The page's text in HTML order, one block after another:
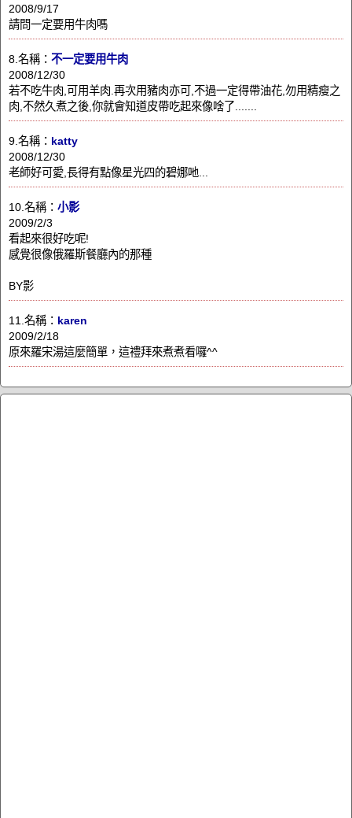
2008/9/17
請問一定要用牛肉嗎
8.名稱： 不一定要用牛肉
2008/12/30
若不吃牛肉,可用羊肉.再次用豬肉亦可,不過一定得帶油花,勿用精瘦之
肉,不然久煮之後,你就會知道皮帶吃起來像啥了.......
9.名稱： katty
2008/12/30
老師好可愛,長得有點像星光四的碧娜吔...
10.名稱： 小影
2009/2/3
看起來很好吃呢!
感覺很像俄羅斯餐廳內的那種
BY影
11.名稱： karen
2009/2/18
原來羅宋湯這麼簡單，這禮拜來煮煮看囉^^